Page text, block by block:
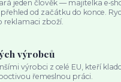
jeden člověk — majitelka
od začátku do konce.
reklamaci zboží.
výrobců
výrobci z celé EU, kteří
řemeslnou práci.